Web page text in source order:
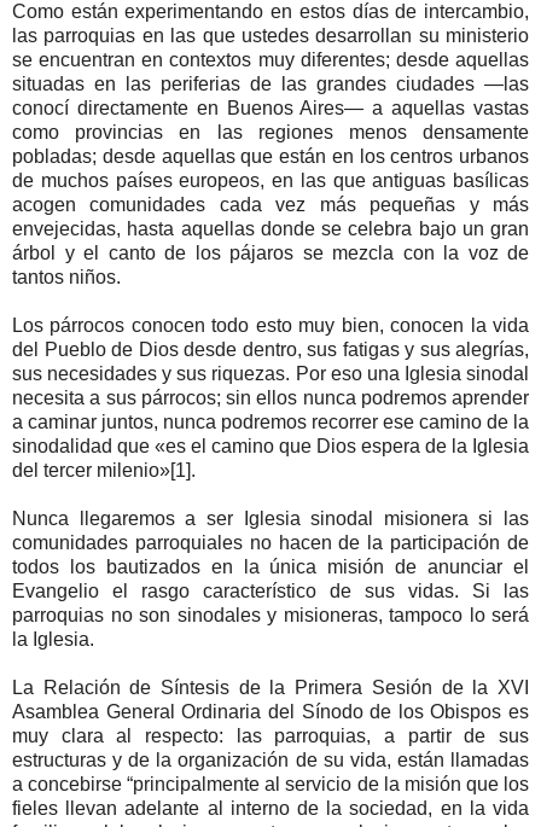
Como están experimentando en estos días de intercambio,
las parroquias en las que ustedes desarrollan su ministerio
se encuentran en contextos muy diferentes; desde aquellas
situadas en las periferias de las grandes ciudades —las
conocí directamente en Buenos Aires— a aquellas vastas
como provincias en las regiones menos densamente
pobladas; desde aquellas que están en los centros urbanos
de muchos países europeos, en las que antiguas basílicas
acogen comunidades cada vez más pequeñas y más
envejecidas, hasta aquellas donde se celebra bajo un gran
árbol y el canto de los pájaros se mezcla con la voz de
tantos niños.
Los párrocos conocen todo esto muy bien, conocen la vida
del Pueblo de Dios desde dentro, sus fatigas y sus alegrías,
sus necesidades y sus riquezas. Por eso una Iglesia sinodal
necesita a sus párrocos; sin ellos nunca podremos aprender
a caminar juntos, nunca podremos recorrer ese camino de la
sinodalidad que «es el camino que Dios espera de la Iglesia
del tercer milenio»[1].
Nunca llegaremos a ser Iglesia sinodal misionera si las
comunidades parroquiales no hacen de la participación de
todos los bautizados en la única misión de anunciar el
Evangelio el rasgo característico de sus vidas. Si las
parroquias no son sinodales y misioneras, tampoco lo será
la Iglesia.
La Relación de Síntesis de la Primera Sesión de la XVI
Asamblea General Ordinaria del Sínodo de los Obispos es
muy clara al respecto: las parroquias, a partir de sus
estructuras y de la organización de su vida, están llamadas
a concebirse “principalmente al servicio de la misión que los
fieles llevan adelante al interno de la sociedad, en la vida